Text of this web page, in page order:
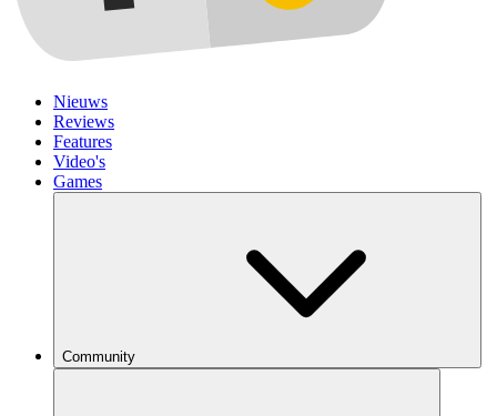
Nieuws
Reviews
Features
Video's
Games
Community